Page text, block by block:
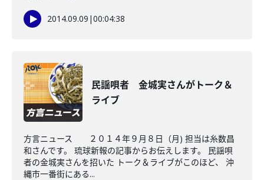
2014.09.09 |00:04:38
民謡唄者 金城実さんがトーク＆
ライブ
方言ニュース ２０１４年９月８日（月) 担当は糸数昌
和さんです。 琉球新報の記事からお伝えします。 民謡唄
者の金城実さんを招いた トーク＆ライブがこのほど、 沖
縄市一番街にある...